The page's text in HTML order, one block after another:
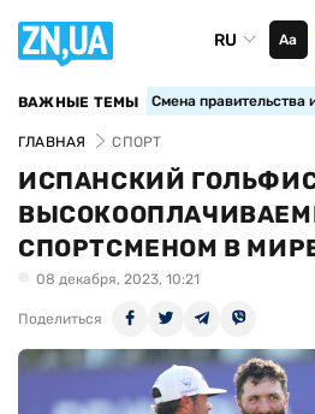
RU Аа
ВАЖНЫЕ ТЕМЫ Смена правительства
ГЛАВНАЯ СПОРТ
ИСПАНСКИЙ
СПОРТСМЕНОМ В
08 декабря, 2023, 10:21
Поделиться